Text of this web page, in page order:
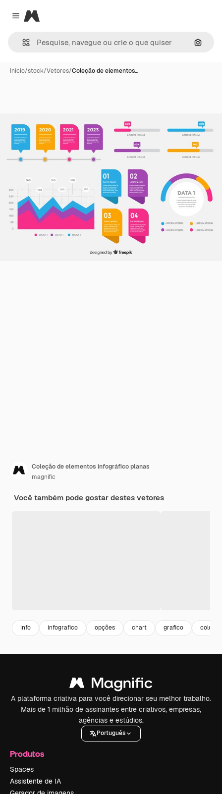
Close menu
Magnific
Início/stock/Vetores/Coleção de elementos…
Coleção de elementos infográfico planas
magnific
Você também pode gostar destes vetores
info infografico opções chart grafico colecao
A plataforma criativa para você direcionar seu melhor trabalho.
Mais de 1 milhão de assinantes entre criativos, empresas,
agências e estúdios.
Português
Produtos
Spaces
Assistente de IA